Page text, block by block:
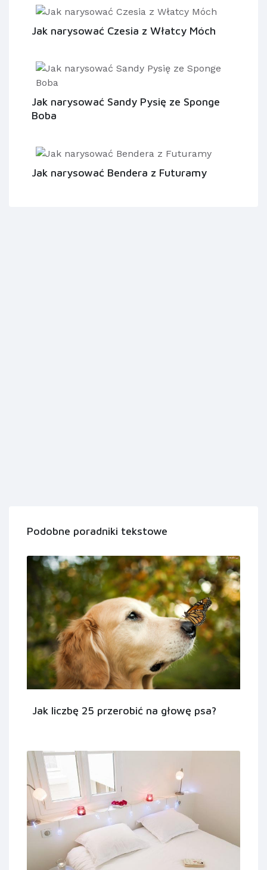
Jak narysować Czesia z Włatcy Móch
Jak narysować Sandy Pysię ze Sponge
Boba
Jak narysować Bendera z Futuramy
Podobne poradniki tekstowe
Jak liczbę 25 przerobić na głowę psa?